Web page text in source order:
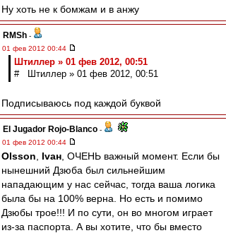
Ну хоть не к бомжам и в анжу
RMSh -
01 фев 2012 00:44
Штиллер » 01 фев 2012, 00:51
# Штиллер » 01 фев 2012, 00:51
Подписываюсь под каждой буквой
El Jugador Rojo-Blanco -
01 фев 2012 00:44
Olsson Ivан , ОЧЕНЬ важный момент. Если бы
нынешний Дзюба был сильнейшим
нападающим у нас сейчас, тогда ваша логика
была бы на 100% верна. Но есть и помимо
Дзюбы трое!!! И по сути, он во многом играет
из-за паспорта. А вы хотите, что бы вместо